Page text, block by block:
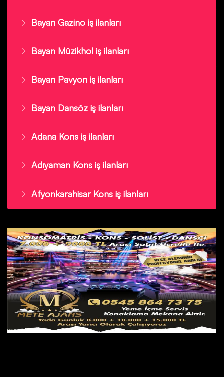
Bayan Gazino iş ilanları
Bayan Müzikhol iş ilanları
Bayan Pavyon iş ilanları
Bayan Dansöz iş ilanları
Adana Kons iş ilanları
Adıyaman Kons iş ilanları
Afyonkarahisar Kons iş ilanları